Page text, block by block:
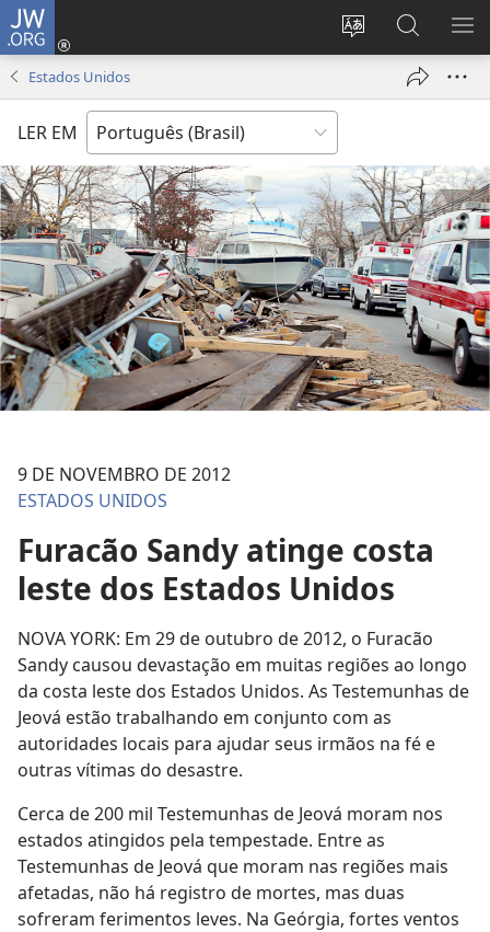
JW.ORG
Mudar
idioma
Log
janela)
Buscar
no
JW.ORG
Estados Unidos
LER EM
9 DE NOVEMBRO DE 2012
ESTADOS UNIDOS
Furacão Sandy atinge costa
leste dos Estados Unidos
NOVA YORK: Em 29 de outubro de 2012, o Furacão
Sandy causou devastação em muitas regiões ao longo
da costa leste dos Estados Unidos. As Testemunhas de
Jeová estão trabalhando em conjunto com as
autoridades locais para ajudar seus irmãos na fé e
outras vítimas do desastre.
Cerca de 200 mil Testemunhas de Jeová moram nos
estados atingidos pela tempestade. Entre as
Testemunhas de Jeová que moram nas regiões mais
afetadas, não há registro de mortes, mas duas
sofreram ferimentos leves. Na Geórgia, fortes ventos